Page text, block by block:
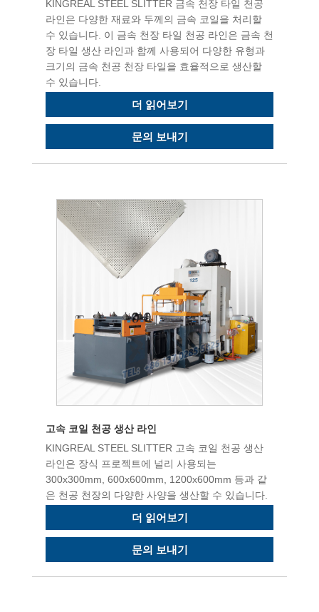
KINGREAL STEEL SLITTER 금속 천장 타일 천공
라인은 다양한 재료와 두께의 금속 코일을 처리할
수 있습니다. 이 금속 천장 타일 천공 라인은 금속 천
장 타일 생산 라인과 함께 사용되어 다양한 유형과
크기의 금속 천공 천장 타일을 효율적으로 생산할
수 있습니다.
더 읽어보기
문의 보내기
고속 코일 천공 생산 라인
KINGREAL STEEL SLITTER 고속 코일 천공 생산
라인은 장식 프로젝트에 널리 사용되는
300x300mm, 600x600mm, 1200x600mm 등과 같
은 천공 천장의 다양한 사양을 생산할 수 있습니다.
더 읽어보기
문의 보내기